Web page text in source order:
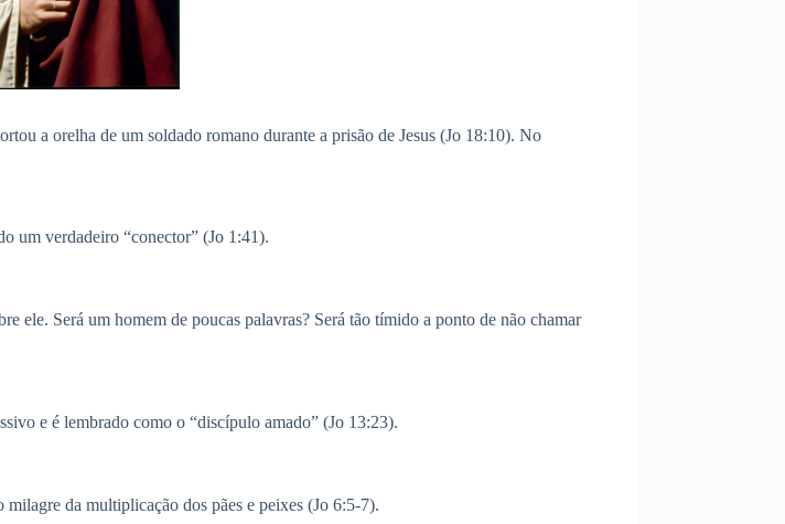
a orelha de um soldado romano durante a prisão de Jesus (Jo 18:10). No
um verdadeiro “conector” (Jo 1:41).
ele. Será um homem de poucas palavras? Será tão tímido a ponto de não chamar
e é lembrado como o “discípulo amado” (Jo 13:23).
da multiplicação dos pães e peixes (Jo 6:5-7).